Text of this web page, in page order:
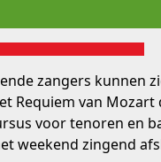
zangers kunnen
Requiem van Mozart
voor tenoren en
weekend zingend